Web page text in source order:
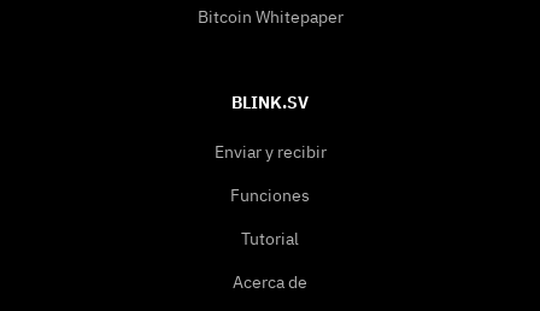
Bitcoin Whitepaper
BLINK.SV
Enviar y recibir
Funciones
Tutorial
Acerca de